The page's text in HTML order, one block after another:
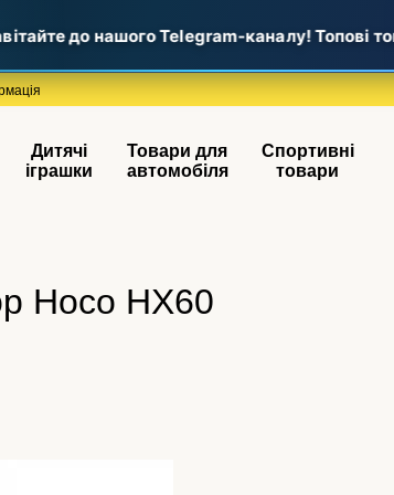
до нашого Telegram-каналу! Топові
Дитячі
іграшки
Товари для
автомобіля
Спортивні
товари
Hoco HX60